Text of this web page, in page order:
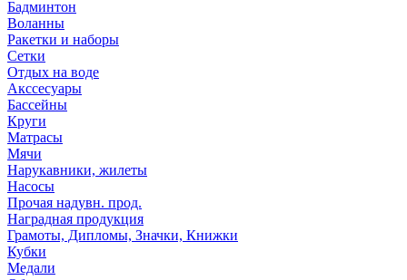
Бадминтон
Воланны
Ракетки и наборы
Сетки
Отдых на воде
Акссесуары
Бассейны
Круги
Матрасы
Мячи
Нарукавники, жилеты
Насосы
Прочая надувн. прод.
Наградная продукция
Грамоты, Дипломы, Значки, Книжки
Кубки
Медали